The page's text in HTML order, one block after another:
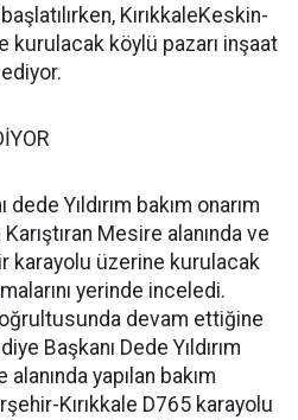
KırıkkaleKeskin-
kurulacak köylü pazarı inşaat
Yıldırım bakım onarım
Mesire alanında ve
karayolu üzerine kurulacak
yerinde inceledi.
devam ettiğine
Başkanı Dede Yıldırım
yapılan bakım
Kırıkkale D765 karayolu